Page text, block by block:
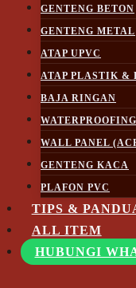
GENTENG BETON
GENTENG METAL
ATAP UPVC
ATAP PLASTIK &
BAJA RINGAN
WALL PANEL
GENTENG KACA
PLAFON PVC
TIPS &
ALL ITEM
HUBUNGI